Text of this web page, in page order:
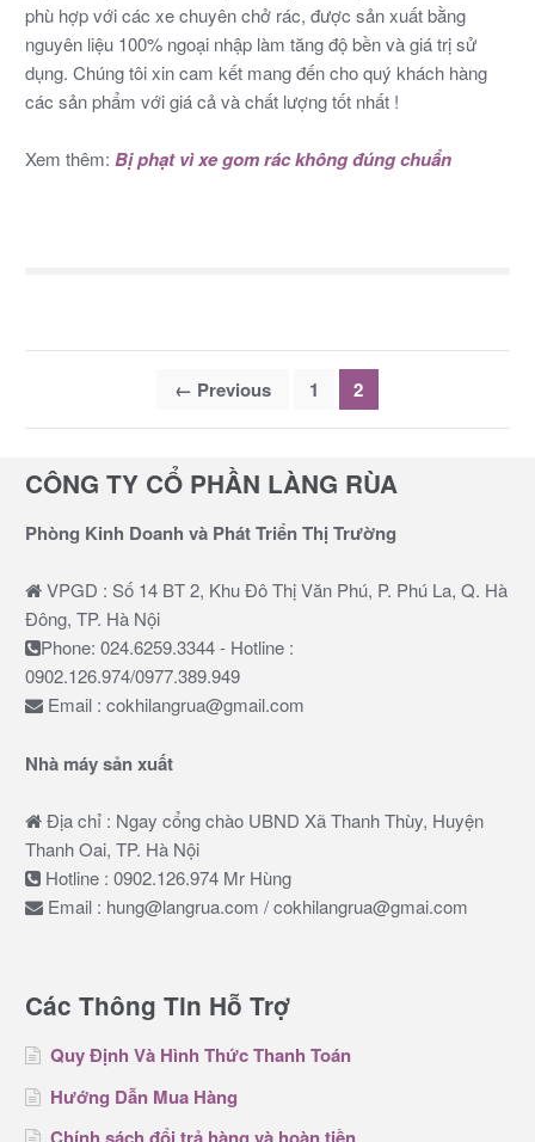
phù hợp với các xe chuyên chở rác, được sản xuất bằng
nguyên liệu 100% ngoại nhập làm tăng độ bền và giá trị sử
dụng. Chúng tôi xin cam kết mang đến cho quý khách hàng
các sản phẩm với giá cả và chất lượng tốt nhất !
Xem thêm: Bị phạt vì xe gom rác không đúng chuẩn
trang
bài
viết
← Previous 1 2
CÔNG TY CỔ PHẦN LÀNG RÙA
Phòng Kinh Doanh và Phát Triển Thị Trường
VPGD : Số 14 BT 2, Khu Đô Thị Văn Phú, P. Phú La, Q. Hà
Đông, TP. Hà Nội
Phone: 024.6259.3344 - Hotline :
0902.126.974/0977.389.949
Email : cokhilangrua@gmail.com
Nhà máy sản xuất
Địa chỉ : Ngay cổng chào UBND Xã Thanh Thùy, Huyện
Thanh Oai, TP. Hà Nội
Hotline : 0902.126.974 Mr Hùng
Email : hung@langrua.com / cokhilangrua@gmai.com
Các Thông Tin Hỗ Trợ
Quy Định Và Hình Thức Thanh Toán
Hướng Dẫn Mua Hàng